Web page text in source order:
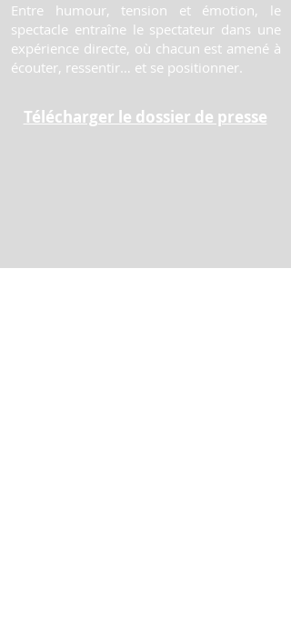
Entre humour, tension et émotion, le
spectacle entraîne le spectateur dans une
expérience directe, où chacun est amené à
écouter, ressentir… et se positionner.
Télécharger le dossier de presse